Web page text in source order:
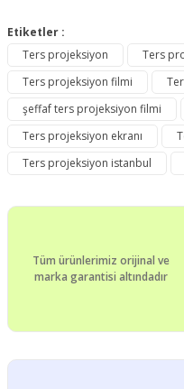
Etiketler :
Ters projeksiyon
Ters
Ters projeksiyon filmi
şeffaf ters projeksiyon filmi
Ters projeksiyon ekranı
Ters projeksiyon istanbul
Tüm ürünlerimiz orijinal ve
marka garantisi altındadır